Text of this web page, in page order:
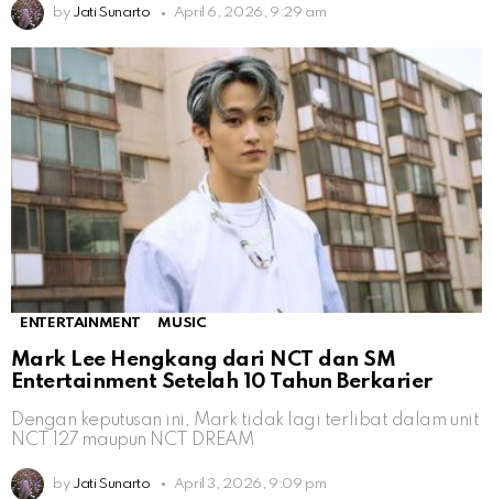
by Jati Sunarto April 6, 2026, 9:29 am
ENTERTAINMENT MUSIC
Mark Lee Hengkang dari NCT dan SM
Entertainment Setelah 10 Tahun Berkarier
Dengan keputusan ini, Mark tidak lagi terlibat dalam unit
NCT 127 maupun NCT DREAM
by Jati Sunarto April 3, 2026, 9:09 pm